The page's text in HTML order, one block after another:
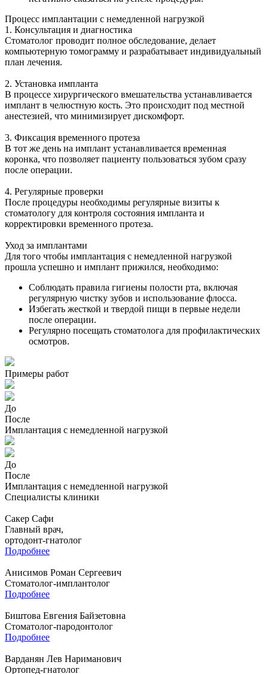
Процесс имплантации с немедленной нагрузкой
1. Консультация и диагностика
Стоматолог проводит полное обследование, делает
компьютерную томограмму и разрабатывает индивидуальный
план лечения.
2. Установка импланта
В процессе хирургического вмешательства устанавливается
имплант в челюстную кость. Это происходит под местной
анестезией, что минимизирует дискомфорт.
3. Фиксация временного протеза
В тот же день на имплант устанавливается временная
коронка, что позволяет пациенту пользоваться зубом сразу
после операции.
4. Регулярные проверки
После процедуры необходимы регулярные визиты к
стоматологу для контроля состояния импланта и
корректировки временного протеза.
Уход за имплантами
Для того чтобы имплантация с немедленной нагрузкой
прошла успешно и имплант прижился, необходимо:
Соблюдать правила гигиены полости рта, включая
регулярную чистку зубов и использование флосса.
Избегать жесткой и твердой пищи в первые недели
после операции.
Регулярно посещать стоматолога для профилактических
осмотров.
Примеры работ
До
После
Имплантация с немедленной нагрузкой
До
После
Имплантация с немедленной нагрузкой
Специалисты клиники
Сакер Сафи
Главный врач,
ортодонт-гнатолог
Подробнее
Анисимов Роман Сергеевич
Стоматолог-имплантолог
Подробнее
Биштова Евгения Байзетовна
Стоматолог-пародонтолог
Подробнее
Варданян Лев Нариманович
Ортопед-гнатолог